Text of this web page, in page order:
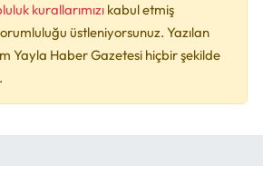
kurallarımızı kabul etmiş
üstleniyorsunuz. Yazılan
Yayla Haber Gazetesi hiçbir şekilde